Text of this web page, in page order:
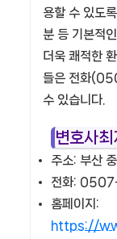
용할 수 있도
분 등 기본적
더욱 쾌적한
들은 전화
수 있습니다.
변호사
주소: 부산
전화:
홈페이지:
https://